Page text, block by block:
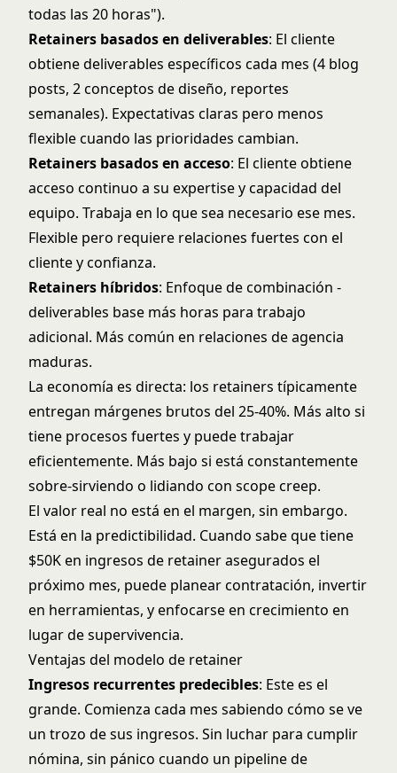
todas las 20 horas").
Retainers basados en deliverables: El cliente
obtiene deliverables específicos cada mes (4 blog
posts, 2 conceptos de diseño, reportes
semanales). Expectativas claras pero menos
flexible cuando las prioridades cambian.
Retainers basados en acceso: El cliente obtiene
acceso continuo a su expertise y capacidad del
equipo. Trabaja en lo que sea necesario ese mes.
Flexible pero requiere relaciones fuertes con el
cliente y confianza.
Retainers híbridos: Enfoque de combinación -
deliverables base más horas para trabajo
adicional. Más común en relaciones de agencia
maduras.
La economía es directa: los retainers típicamente
entregan márgenes brutos del 25-40%. Más alto si
tiene procesos fuertes y puede trabajar
eficientemente. Más bajo si está constantemente
sobre-sirviendo o lidiando con scope creep.
El valor real no está en el margen, sin embargo.
Está en la predictibilidad. Cuando sabe que tiene
$50K en ingresos de retainer asegurados el
próximo mes, puede planear contratación, invertir
en herramientas, y enfocarse en crecimiento en
lugar de supervivencia.
Ventajas del modelo de retainer
Ingresos recurrentes predecibles: Este es el
grande. Comienza cada mes sabiendo cómo se ve
un trozo de sus ingresos. Sin luchar para cumplir
nómina, sin pánico cuando un pipeline de